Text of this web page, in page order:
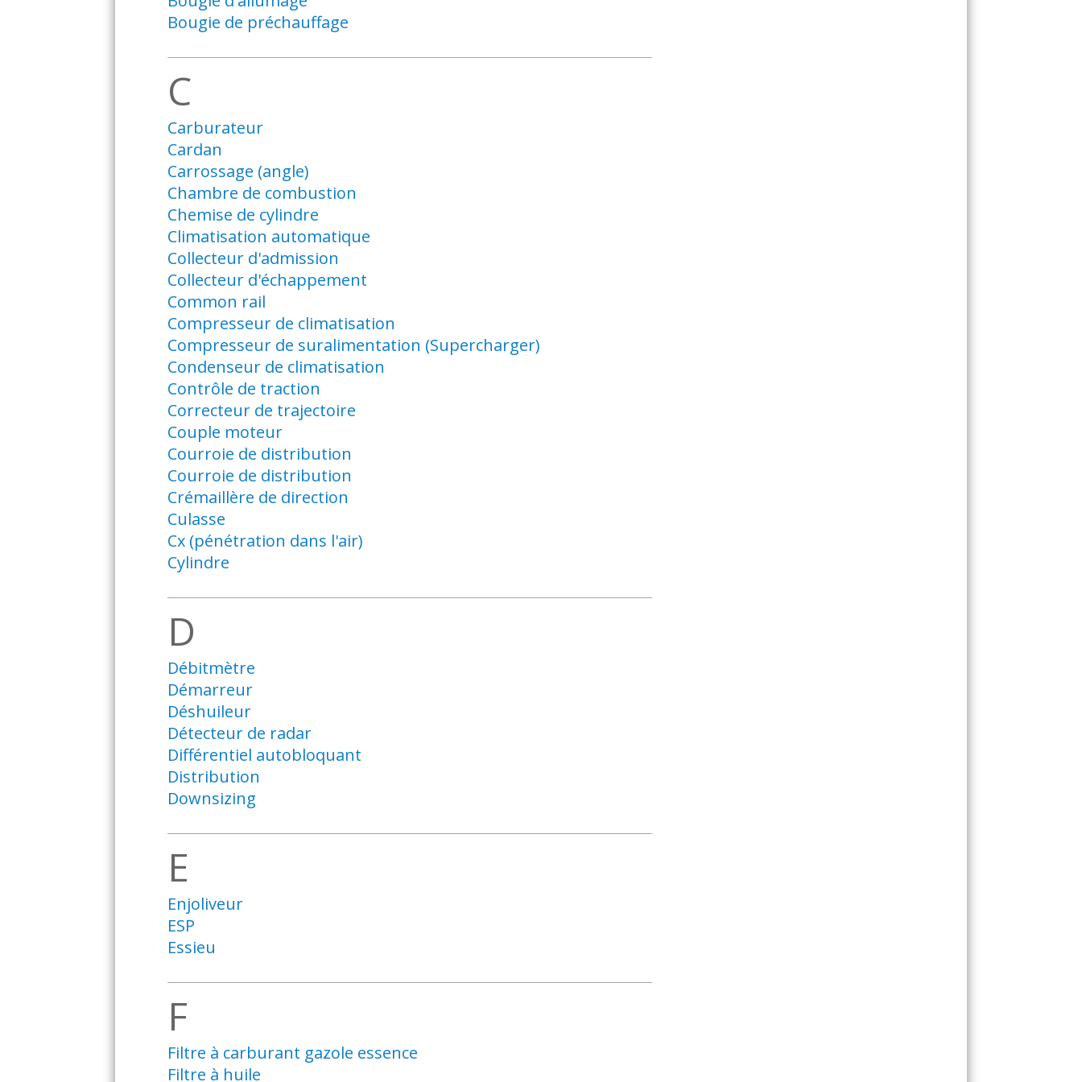
Bougie de préchauffage
C
Carburateur
Cardan
Carrossage (angle)
Chambre de combustion
Chemise de cylindre
Climatisation automatique
Collecteur d'admission
Collecteur d'échappement
Common rail
Compresseur de climatisation
Compresseur de suralimentation (Supercharger)
Condenseur de climatisation
Contrôle de traction
Correcteur de trajectoire
Couple moteur
Courroie de distribution
Courroie de distribution
Crémaillère de direction
Culasse
Cx (pénétration dans l'air)
Cylindre
D
Débitmètre
Démarreur
Déshuileur
Détecteur de radar
Différentiel autobloquant
Distribution
Downsizing
E
Enjoliveur
ESP
Essieu
F
Filtre à carburant gazole essence
Filtre à huile